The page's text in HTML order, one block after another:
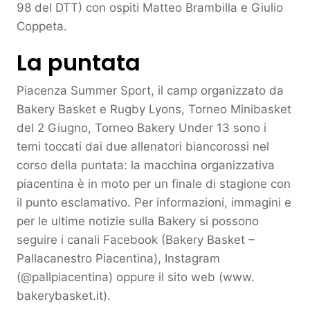
98 del DTT) con ospiti Matteo Brambilla e Giulio
Coppeta.
La puntata
Piacenza Summer Sport, il camp organizzato da
Bakery Basket e Rugby Lyons, Torneo Minibasket
del 2 Giugno, Torneo Bakery Under 13 sono i
temi toccati dai due allenatori biancorossi nel
corso della puntata: la macchina organizzativa
piacentina è in moto per un finale di stagione con
il punto esclamativo. Per informazioni, immagini e
per le ultime notizie sulla Bakery si possono
seguire i canali Facebook (Bakery Basket –
Pallacanestro Piacentina), Instagram
(@pallpiacentina) oppure il sito web (www.
bakerybasket.it).